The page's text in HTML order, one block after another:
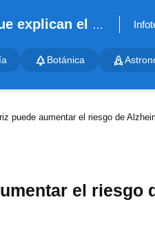
Infoterio - Noticias científicas que explican el mundo
Botánica
puede aumentar el riesgo de
el riesgo